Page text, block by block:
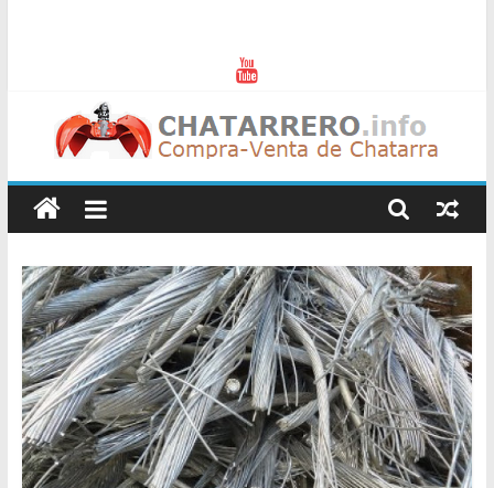
Chatarreros
–
Precio
de
Chatarra
Directorio